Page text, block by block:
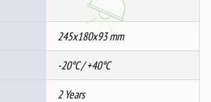
245x180x93 mm
-20°C / +40°C
2 Years